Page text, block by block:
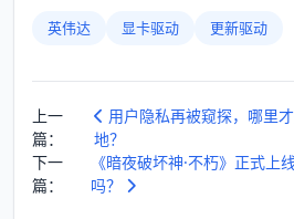
英伟达 显卡驱动 更新驱动
上一
篇：
用户隐私再被窥探，哪里
地？
下一
篇：
《暗夜破坏神·不朽》正式上
吗？